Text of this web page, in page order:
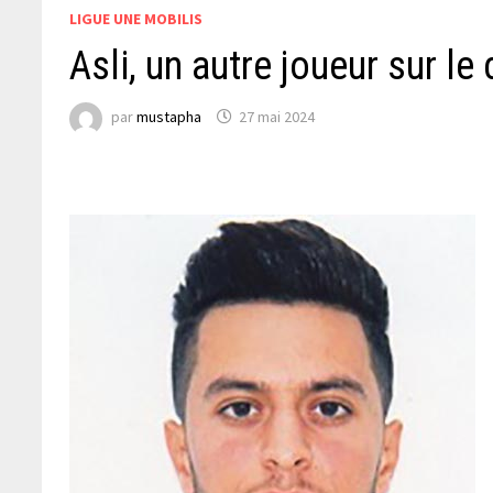
LIGUE UNE MOBILIS
Asli, un autre joueur sur le
parmustapha 27 mai 2024